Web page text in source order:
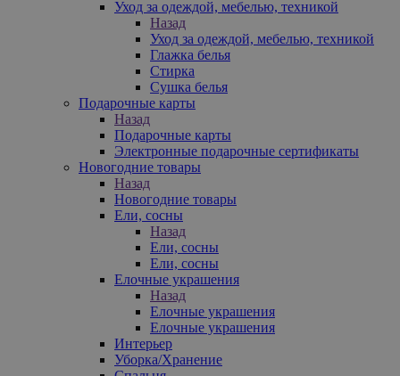
Уход за одеждой, мебелью, техникой
Назад
Уход за одеждой, мебелью, техникой
Глажка белья
Стирка
Сушка белья
Подарочные карты
Назад
Подарочные карты
Электронные подарочные сертификаты
Новогодние товары
Назад
Новогодние товары
Ели, сосны
Назад
Ели, сосны
Ели, сосны
Елочные украшения
Назад
Елочные украшения
Елочные украшения
Интерьер
Уборка/Хранение